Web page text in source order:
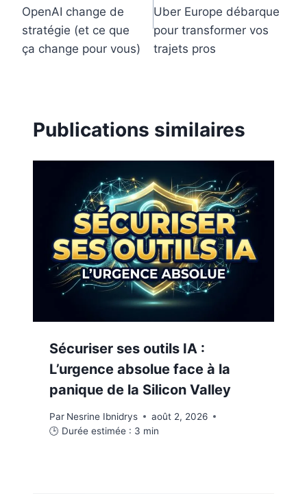
l’article
OpenAI change de
stratégie (et ce que
ça change pour vous)
Uber Europe débarque
pour transformer vos
trajets pros
Publications similaires
Sécuriser ses outils IA :
L’urgence absolue face à la
panique de la Silicon Valley
Par Nesrine Ibnidrys
août 2, 2026
🕒 Durée estimée : 3 min